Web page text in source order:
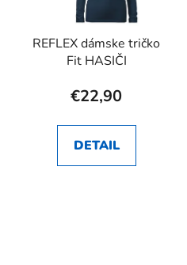
REFLEX dámske tričko
Fit HASIČI
€22,90
DETAIL